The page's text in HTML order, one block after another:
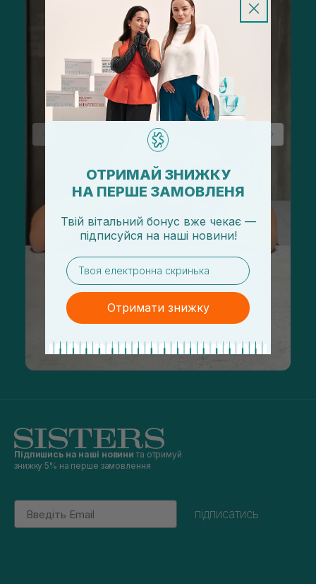
Підпишись на наші новини та отримуй
знижку 5% на перше замовлення
Email
підписатись
ОТРИМАЙ ЗНИЖКУ
НА ПЕРШЕ ЗАМОВЛЕНЯ
Твій вітальний бонус вже чекає —
підписуйся на наші новини!
email
Отримати знижку